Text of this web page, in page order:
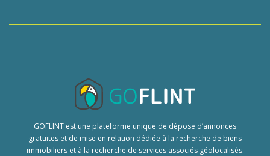
GOFLINT est une plateforme unique de dépose d’annonces
gratuites et de mise en relation dédiée à la recherche de biens
immobiliers et à la recherche de services associés géolocalisés.